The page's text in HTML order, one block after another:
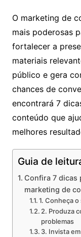
O marketing de
mais poderosas
fortalecer a
materiais
público e gera
chances de
encontrará 7
conteúdo que
melhores
Guia de
Confira 7 dicas
marketing de
1. Conheça
2. Produza
problemas
3. Invista